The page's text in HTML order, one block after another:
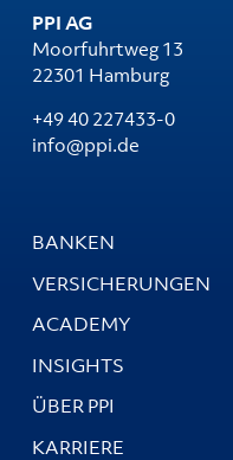
PPI AG
Moorfuhrtweg 13
22301 Hamburg
+49 40 227433-0
info@ppi.de
BANKEN
VERSICHERUNGEN
ACADEMY
INSIGHTS
ÜBER PPI
KARRIERE